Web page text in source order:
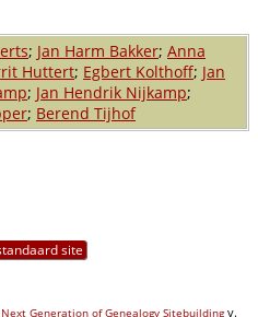
; Jan Harm Bakker; Anna
Huttert; Egbert Kolthoff; Jan
; Jan Hendrik Nijkamp;
; Berend Tijhof
site
Generation of Genealogy Sitebuildingv.